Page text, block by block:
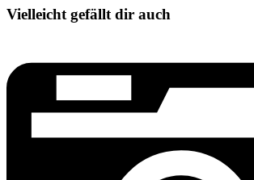
Vielleicht gefällt dir auch